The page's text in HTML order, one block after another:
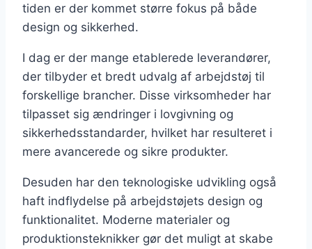
tiden er der kommet større fokus på både
design og sikkerhed.
I dag er der mange etablerede leverandører,
der tilbyder et bredt udvalg af arbejdstøj til
forskellige brancher. Disse virksomheder har
tilpasset sig ændringer i lovgivning og
sikkerhedsstandarder, hvilket har resulteret i
mere avancerede og sikre produkter.
Desuden har den teknologiske udvikling også
haft indflydelse på arbejdstøjets design og
funktionalitet. Moderne materialer og
produktionsteknikker gør det muligt at skabe